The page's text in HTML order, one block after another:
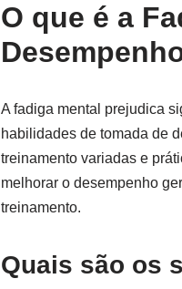
O que é a
A fadiga mental prejudica
habilidades de tomada de
treinamento variadas e
melhorar o desempenho
treinamento.
Quais são os